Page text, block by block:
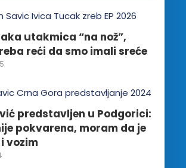
mogu
biti
izabrane
na
proizvoda.
utakmica “na nož”,
reći da smo imali sreće
predstavljen u Podgorici:
pokvarena, moram da je
vozim